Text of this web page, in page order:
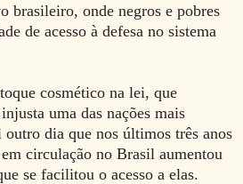
brasileiro, onde negros e pobres
de acesso à defesa no sistema
cosmético na lei, que
uma das nações mais
outro dia que nos últimos três anos
circulação no Brasil aumentou
se facilitou o acesso a elas.